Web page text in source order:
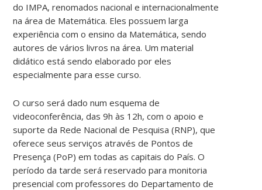
do IMPA, renomados nacional e internacionalmente
na área de Matemática. Eles possuem larga
experiência com o ensino da Matemática, sendo
autores de vários livros na área. Um material
didático está sendo elaborado por eles
especialmente para esse curso.
O curso será dado num esquema de
videoconferência, das 9h às 12h, com o apoio e
suporte da Rede Nacional de Pesquisa (RNP), que
oferece seus serviços através de Pontos de
Presença (PoP) em todas as capitais do País. O
período da tarde será reservado para monitoria
presencial com professores do Departamento de